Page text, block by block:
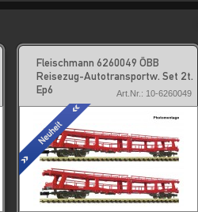
Fleischmann 6260049 ÖBB
Reisezug-Autotransportw. Set 2t.
Ep6
Art.Nr.: 10-6260049